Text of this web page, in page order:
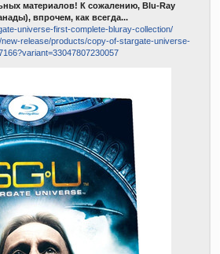
материалов! К сожалению, Blu-Ray
впрочем, как всегда...
universe-first-complete-bluray-collection/
release/products/copy-of-stargate-universe-